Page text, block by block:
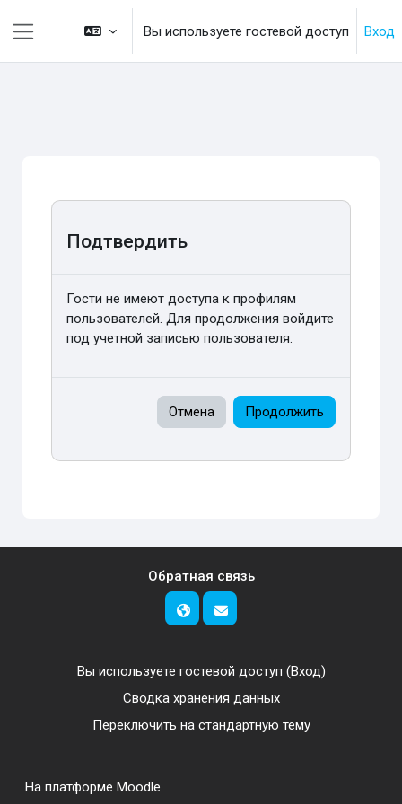
Перейти к основному содержанию
Боковая панель
Вы используете гостевой доступ Вход
Подтвердить
Гости не имеют доступа к профилям
пользователей. Для продолжения войдите
под учетной записью пользователя.
Отмена Продолжить
Обратная связь
Вы используете гостевой доступ (Вход)
Сводка хранения данных
Переключить на стандартную тему
На платформе Moodle